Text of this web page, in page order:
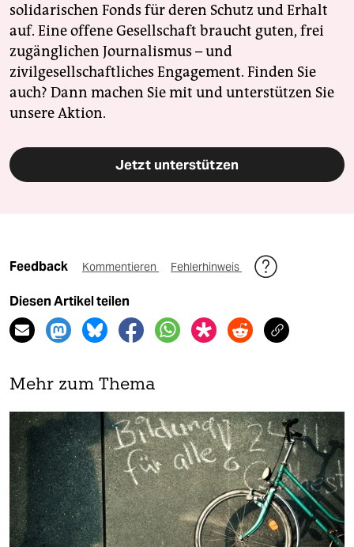
solidarischen Fonds für deren Schutz und Erhalt
auf. Eine offene Gesellschaft braucht guten, frei
zugänglichen Journalismus – und
zivilgesellschaftliches Engagement. Finden Sie
auch? Dann machen Sie mit und unterstützen Sie
unsere Aktion.
Jetzt unterstützen
Feedback Kommentieren Fehlerhinweis
Diesen Artikel teilen
Mehr zum Thema